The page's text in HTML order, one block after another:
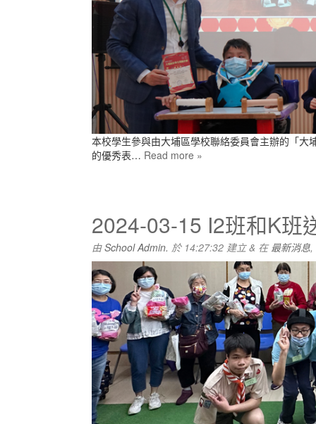
本校學生參與由大埔區學校聯絡委員會主辦的「
的優秀表… Read more »
2024-03-15 I2班和K班
由School Admin. 於 14:27:32 建立& 在 最新消息,